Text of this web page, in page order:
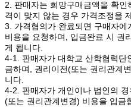
2. 판매자는 희망구매금액을 확
격이 맞지 않는 경우 가격조정을
3. 가격협의가 완료되면 구매자에
비용을 요청하며, 입금완료 시 권
게 됩니다.
4-1. 판매자가 대학교 산학협력단
금하며, 권리이전(또는 권리관계
니다.
4-2. 판매자가 개인이나 법인의
(또는 권리관계변경) 비용을 입금